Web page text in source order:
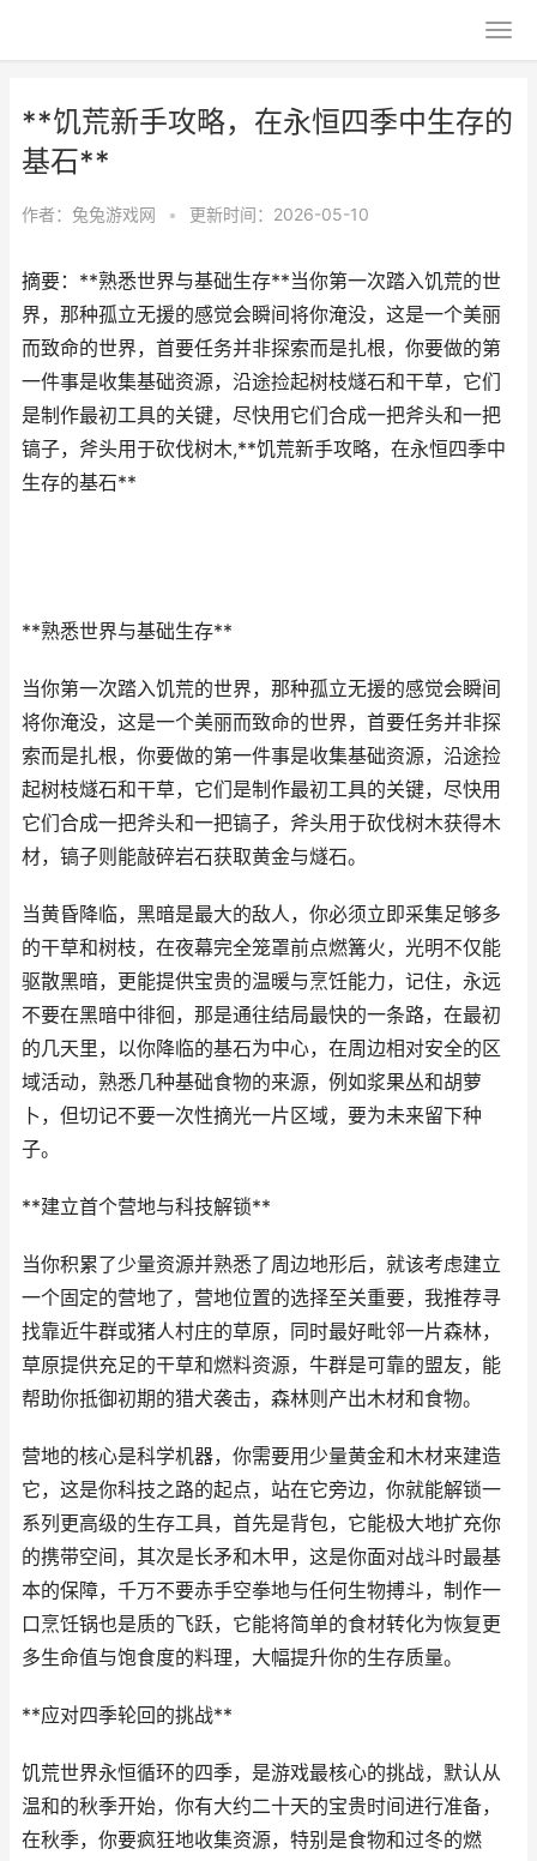
**饥荒新手攻略，在永恒四季中生存的
基石**
作者： 兔兔游戏网 • 更新时间：2026-05-10
摘要：**熟悉世界与基础生存**当你第一次踏入饥荒的世
界，那种孤立无援的感觉会瞬间将你淹没，这是一个美丽
而致命的世界，首要任务并非探索而是扎根，你要做的第
一件事是收集基础资源，沿途捡起树枝燧石和干草，它们
是制作最初工具的关键，尽快用它们合成一把斧头和一把
镐子，斧头用于砍伐树木,**饥荒新手攻略，在永恒四季中
生存的基石**
**熟悉世界与基础生存**
当你第一次踏入饥荒的世界，那种孤立无援的感觉会瞬间
将你淹没，这是一个美丽而致命的世界，首要任务并非探
索而是扎根，你要做的第一件事是收集基础资源，沿途捡
起树枝燧石和干草，它们是制作最初工具的关键，尽快用
它们合成一把斧头和一把镐子，斧头用于砍伐树木获得木
材，镐子则能敲碎岩石获取黄金与燧石。
当黄昏降临，黑暗是最大的敌人，你必须立即采集足够多
的干草和树枝，在夜幕完全笼罩前点燃篝火，光明不仅能
驱散黑暗，更能提供宝贵的温暖与烹饪能力，记住，永远
不要在黑暗中徘徊，那是通往结局最快的一条路，在最初
的几天里，以你降临的基石为中心，在周边相对安全的区
域活动，熟悉几种基础食物的来源，例如浆果丛和胡萝
卜，但切记不要一次性摘光一片区域，要为未来留下种
子。
**建立首个营地与科技解锁**
当你积累了少量资源并熟悉了周边地形后，就该考虑建立
一个固定的营地了，营地位置的选择至关重要，我推荐寻
找靠近牛群或猪人村庄的草原，同时最好毗邻一片森林，
草原提供充足的干草和燃料资源，牛群是可靠的盟友，能
帮助你抵御初期的猎犬袭击，森林则产出木材和食物。
营地的核心是科学机器，你需要用少量黄金和木材来建造
它，这是你科技之路的起点，站在它旁边，你就能解锁一
系列更高级的生存工具，首先是背包，它能极大地扩充你
的携带空间，其次是长矛和木甲，这是你面对战斗时最基
本的保障，千万不要赤手空拳地与任何生物搏斗，制作一
口烹饪锅也是质的飞跃，它能将简单的食材转化为恢复更
多生命值与饱食度的料理，大幅提升你的生存质量。
**应对四季轮回的挑战**
饥荒世界永恒循环的四季，是游戏最核心的挑战，默认从
温和的秋季开始，你有大约二十天的宝贵时间进行准备，
在秋季，你要疯狂地收集资源，特别是食物和过冬的燃